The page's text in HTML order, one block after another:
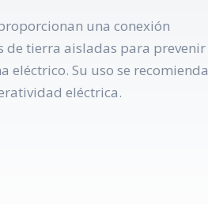
una conexión
de tierra aisladas para prevenir
Su uso se recomienda
eléctrica.